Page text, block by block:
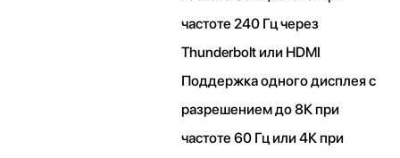
частоте 240 Гц через
Thunderbolt или HDMI
Поддержка одного дисплея с
разрешением до 8К при
частоте 60 Гц или 4К при